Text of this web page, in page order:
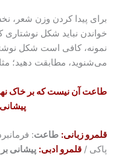
کردن وزن شعر، نخست آن
نباید شکل نوشتاری کلمات،
کافی است شکل نوشتاری بیت
مطابقت دهید؛ مثال:
نیست که بر خاک نهی،
پیشانی نیست
زبانی: طاعت: فرمانبرداری،
قلمرو ادبی: پیشانی بر خاک